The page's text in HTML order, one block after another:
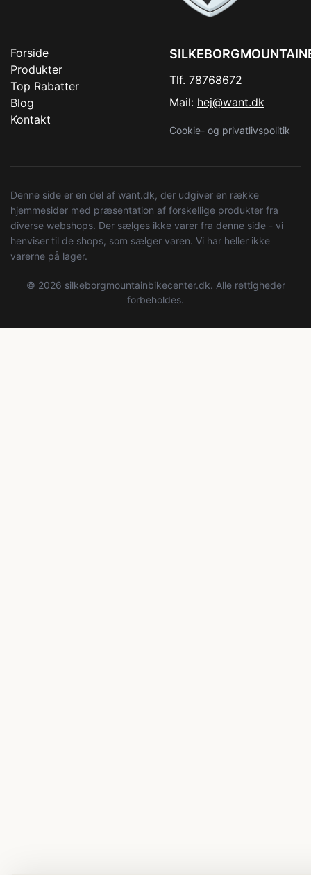
Forside
Produkter
Top Rabatter
Blog
Kontakt
Tlf. 78768672
Mail: hej@want.dk
Cookie- og privatlivspolitik
Denne side er en del af want.dk, der udgiver en række
hjemmesider med præsentation af forskellige produkter fra
diverse webshops. Der sælges ikke varer fra denne side - vi
henviser til de shops, som sælger varen. Vi har heller ikke
varerne på lager.
© 2026 silkeborgmountainbikecenter.dk. Alle rettigheder
forbeholdes.